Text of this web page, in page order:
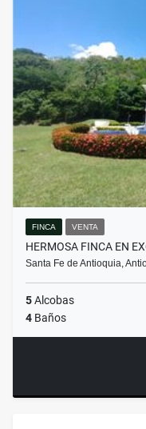
FINCA VENTA
HERMOSA FINCA EN
Santa Fe de Antioquia,
5Alcobas
4 Baños